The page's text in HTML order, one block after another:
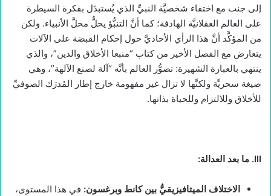
إلى جنب مع اختفاء شخصيَّة النبيِّ الذي يُستبدَل بفكرة السيطرة
على العالم العقلانيَّة الهادفة؛ كما أنَّ التنبُّؤ يحلُّ محلَّ الأنبياء. ولكن
من المؤكَّد أنَّ هذا الرأي الأحاديَّ حول إحكام القبضة على الآلات
يتعارض مع الفصل الأخير من كتاب “منبعا الأخلاق والدين”، والذي
ينتهي بالعبارة الشهيرة: تصوُّر العالم بأنَّه “آلة لصنع الآلهة”، وهي
صيغة سحريَّة ولكنَّها لا تزال غير مفهومة خارج إطار المُدرَك الصوفيِّ
للأخلاق وللالتزام وللحياة بذاتها.
III. ما بعد العدالة:
الاختلاف الميتافيزيقيُّ بين كانط وبرغسون: في هذا المستوى،